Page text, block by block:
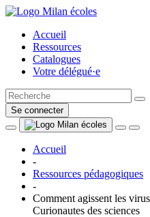
Accueil
Ressources
Catalogues
Votre délégué·e
Se connecter
Accueil
-
Ressources pédagogiques
-
Comment agissent les
Curionautes des sciences